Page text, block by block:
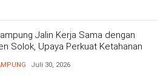
Jalin Kerja Sama dengan
Solok, Upaya Perkuat Ketahanan
Juli 30, 2026